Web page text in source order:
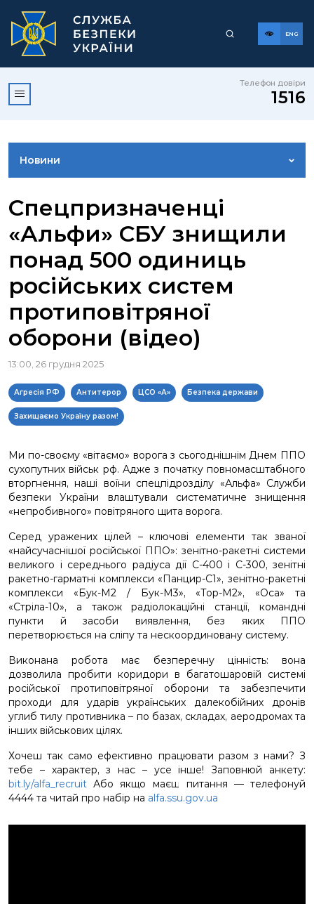
ENG
Телефон довіри
1516
Новини
ВІДЕОГАЛЕРЕЯ
КОНТАКТИ ПРЕСЦЕНТРУ
Спецпризначенці
«Альфи» СБУ знищили
понад 500 одиниць
російських систем
протиповітряної
оборони (відео)
13:00, 26 грудня 2025
Агресія РФ Антитерор ЦСО «А» Безпека держави
Захищаємо Україну разом!
Ми по-своєму «вітаємо» ворога з сьогоднішнім Днем ППО
сухопутних військ рф. Адже з початку повномасштабного
вторгнення, наші воїни спецпідрозділу «Альфа» Служби
безпеки України влаштували систематичне знищення
«непробивного» повітряного щита ворога.
Серед уражених цілей – ключові елементи так званої
«найсучаснішої російської ППО»: зенітно-ракетні системи
великого і середнього радіуса дії С-400 і С-300, зенітні
ракетно-гарматні комплекси «Панцир-С1», зенітно-ракетні
комплекси «Бук-М2 / Бук-М3», «Тор-М2», «Оса» та
«Стріла-10», а також радіолокаційні станції, командні
пункти й засоби виявлення, без яких ППО
перетворюється на сліпу та нескоординовану систему.
Виконана робота має безперечну цінність: вона
дозволила пробити коридори в багатошаровій системі
російської протиповітряної оборони та забезпечити
проходи для ударів українських далекобійних дронів
углиб тилу противника – по базах, складах, аеродромах та
інших військових цілях.
Хочеш так само ефективно працювати разом з нами? З
тебе – характер, з нас – усе інше! Заповнюй анкету:
bit.ly/alfa_recruit Або якщо маєш питання — телефонуй
4444 та читай про набір на alfa.ssu.gov.ua